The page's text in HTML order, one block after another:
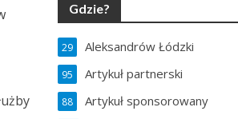
Gdzie?
Aleksandrów Łódzki
29
Artykuł partnerski
95
Artykuł sponsorowany
88